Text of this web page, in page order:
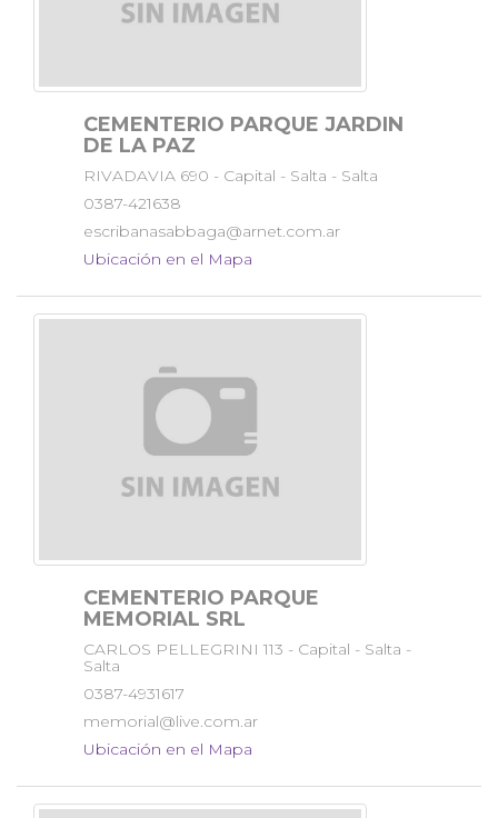
CEMENTERIO PARQUE JARDIN
DE LA PAZ
RIVADAVIA 690 - Capital - Salta - Salta
0387-421638
escribanasabbaga@arnet.com.ar
Ubicación en el Mapa
CEMENTERIO PARQUE
MEMORIAL SRL
CARLOS PELLEGRINI 113 - Capital - Salta -
Salta
0387-4931617
memorial@live.com.ar
Ubicación en el Mapa